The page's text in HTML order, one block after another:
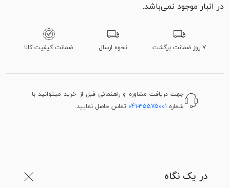
در انبار موجود نمی‌باشد.
۷ روز ضمانت برگشت نحوه ارسال ضمانت کیفیت کالا
جهت دریافت مشاوره و راهنمائی قبل از خرید میتوانید با
شماره 041-35575001 تماس حاصل نمایید.
در یک نگاه